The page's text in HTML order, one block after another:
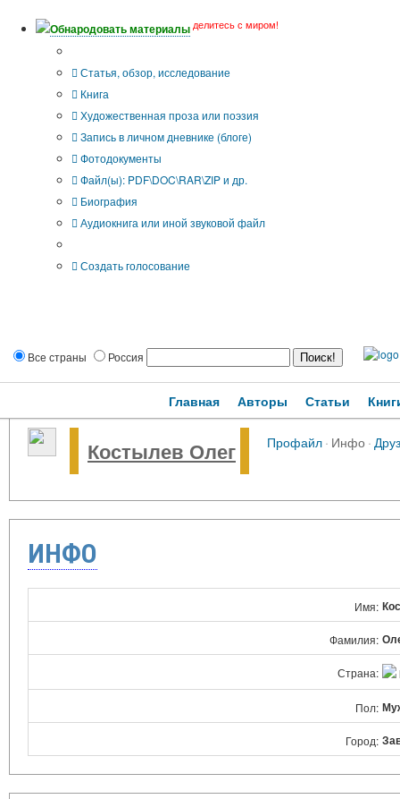
Обнародовать материалы делитесь с миром!
Статья, обзор, исследование
Книга
Художественная проза или поэзия
Запись в личном дневнике (блоге)
Фотодокументы
Файл(ы): PDF\DOC\RAR\ZIP и др.
Биография
Аудиокнига или иной звуковой файл
Создать голосование
Все страны Россия
Главная Авторы Статьи
Костылев Олег Профайл· Инфо·
ИНФО
Имя:
Фамилия:
Страна:
Пол:
Город: